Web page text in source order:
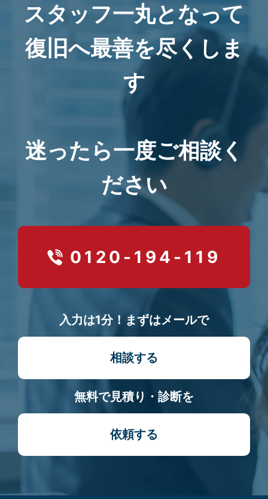
スタッフ一丸となって
復旧へ最善を尽くしま
す
迷ったら一度ご相談く
ださい
0120-194-119
入力は1分！まずはメールで
相談する
無料で見積り・診断を
依頼する